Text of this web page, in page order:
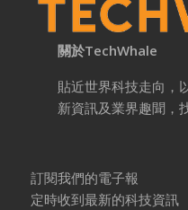
關於TechWhale
貼近世界科技走向，
新資訊及業界趣聞，
訂閱我們的電子報
定時收到最新的科技資訊